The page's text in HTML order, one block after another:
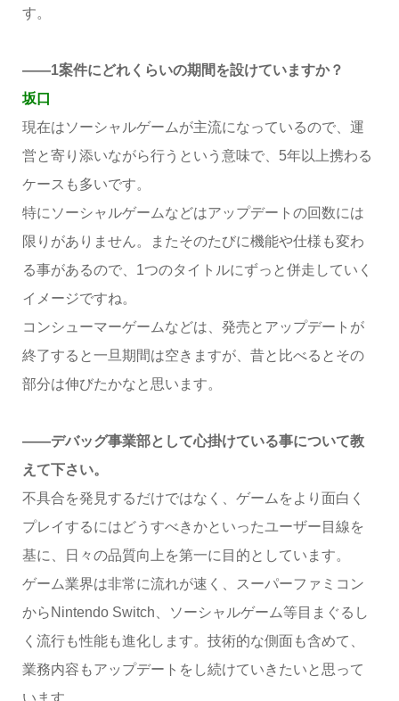
す。
――1案件にどれくらいの期間を設けていますか？
坂口
現在はソーシャルゲームが主流になっているので、運
営と寄り添いながら行うという意味で、5年以上携わる
ケースも多いです。
特にソーシャルゲームなどはアップデートの回数には
限りがありません。またそのたびに機能や仕様も変わ
る事があるので、1つのタイトルにずっと併走していく
イメージですね。
コンシューマーゲームなどは、発売とアップデートが
終了すると一旦期間は空きますが、昔と比べるとその
部分は伸びたかなと思います。
――デバッグ事業部として心掛けている事について教
えて下さい。
不具合を発見するだけではなく、ゲームをより面白く
プレイするにはどうすべきかといったユーザー目線を
基に、日々の品質向上を第一に目的としています。
ゲーム業界は非常に流れが速く、スーパーファミコン
からNintendo Switch、ソーシャルゲーム等目まぐるし
く流行も性能も進化します。技術的な側面も含めて、
業務内容もアップデートをし続けていきたいと思って
います。